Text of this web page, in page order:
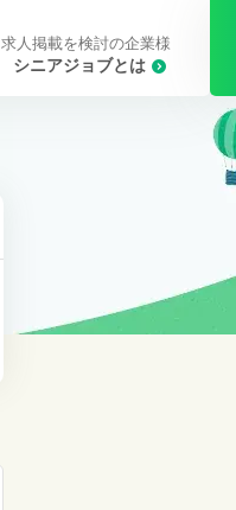
シニアジョブとは
求人掲載を検討の企業様